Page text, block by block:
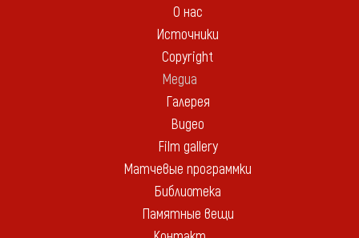
О нас
Источники
Copyright
Медиа
Галерея
Видео
Film gallery
Матчевые программки
Библиотека
Памятные вещи